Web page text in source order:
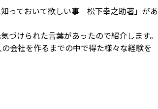
っておいて欲しい事 松下幸之助著」があ
づけられた言葉があったので紹介します。
会社を作るまでの中で得た様々な経験を